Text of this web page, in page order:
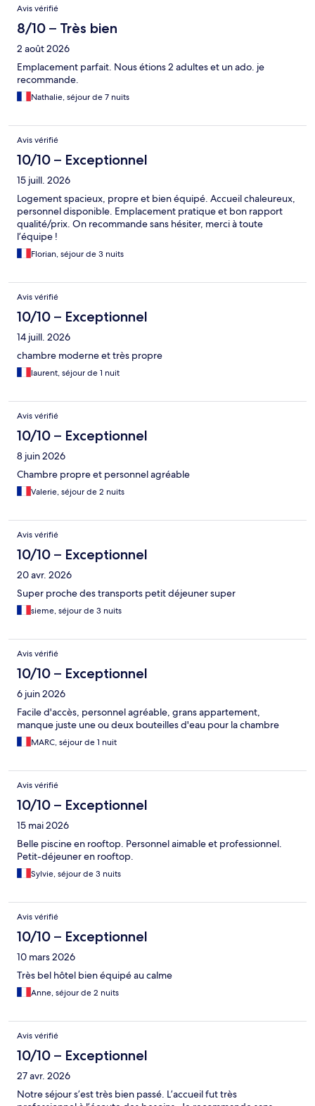
Avis vérifié
8/10 – Très bien
2 août 2026
Emplacement parfait. Nous étions 2 adultes et un ado. je
recommande.
Nathalie, séjour de 7 nuits
Avis vérifié
10/10 – Exceptionnel
15 juill. 2026
Logement spacieux, propre et bien équipé. Accueil chaleureux,
personnel disponible. Emplacement pratique et bon rapport
qualité/prix. On recommande sans hésiter, merci à toute
l’équipe !
Florian, séjour de 3 nuits
Avis vérifié
10/10 – Exceptionnel
14 juill. 2026
chambre moderne et très propre
laurent, séjour de 1 nuit
Avis vérifié
10/10 – Exceptionnel
8 juin 2026
Chambre propre et personnel agréable
Valerie, séjour de 2 nuits
Avis vérifié
10/10 – Exceptionnel
20 avr. 2026
Super proche des transports petit déjeuner super
sieme, séjour de 3 nuits
Avis vérifié
10/10 – Exceptionnel
6 juin 2026
Facile d'accès, personnel agréable, grans appartement,
manque juste une ou deux bouteilles d'eau pour la chambre
MARC, séjour de 1 nuit
Avis vérifié
10/10 – Exceptionnel
15 mai 2026
Belle piscine en rooftop. Personnel aimable et professionnel.
Petit-déjeuner en rooftop.
Sylvie, séjour de 3 nuits
Avis vérifié
10/10 – Exceptionnel
10 mars 2026
Très bel hôtel bien équipé au calme
Anne, séjour de 2 nuits
Avis vérifié
10/10 – Exceptionnel
27 avr. 2026
Notre séjour s’est très bien passé. L’accueil fut très